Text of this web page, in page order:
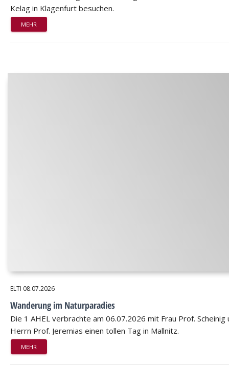
Kelag in Klagenfurt besuchen.
MEHR
ELTI 08.07.2026
Wanderung im Naturparadies
Die 1 AHEL verbrachte am 06.07.2026 mit Frau Prof. Scheinig
Herrn Prof. Jeremias einen tollen Tag in Mallnitz.
MEHR